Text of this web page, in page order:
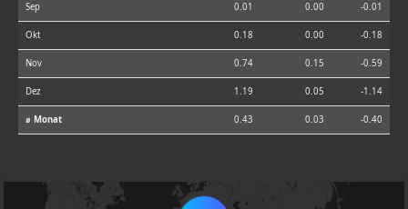
Sep 0.01 0.00 -0.01
Okt 0.18 0.00 -0.18
Nov 0.74 0.15 -0.59
Dez 1.19 0.05 -1.14
⌀ Monat 0.43 0.03 -0.40